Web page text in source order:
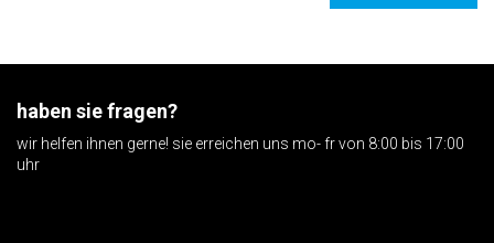
haben sie fragen?
wir helfen ihnen gerne! sie erreichen uns mo- fr von 8:00 bis 17:00
uhr